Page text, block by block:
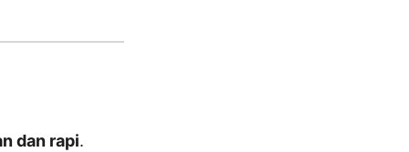
dan rapi.